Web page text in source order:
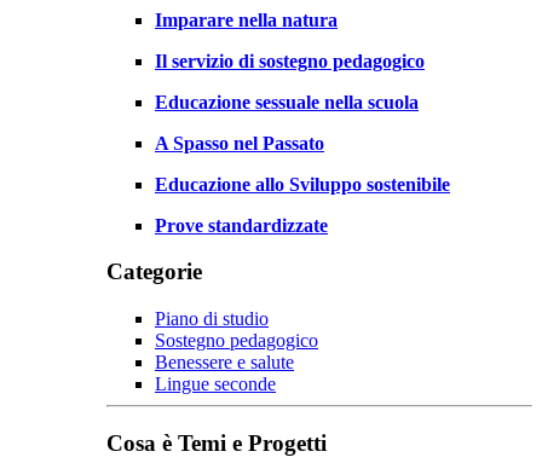
Imparare nella natura
Il servizio di sostegno pedagogico
Educazione sessuale nella scuola
A Spasso nel Passato
Educazione allo Sviluppo sostenibile
Prove standardizzate
Categorie
Piano di studio
Sostegno pedagogico
Benessere e salute
Lingue seconde
Cosa è Temi e Progetti